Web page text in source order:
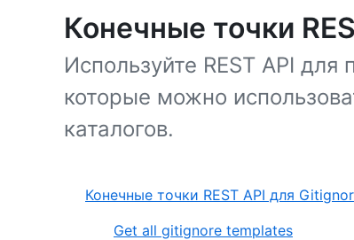
Конечные точки
Используйте REST API для
которые можно
каталогов.
Конечные точки REST API для
Get all gitignore templates